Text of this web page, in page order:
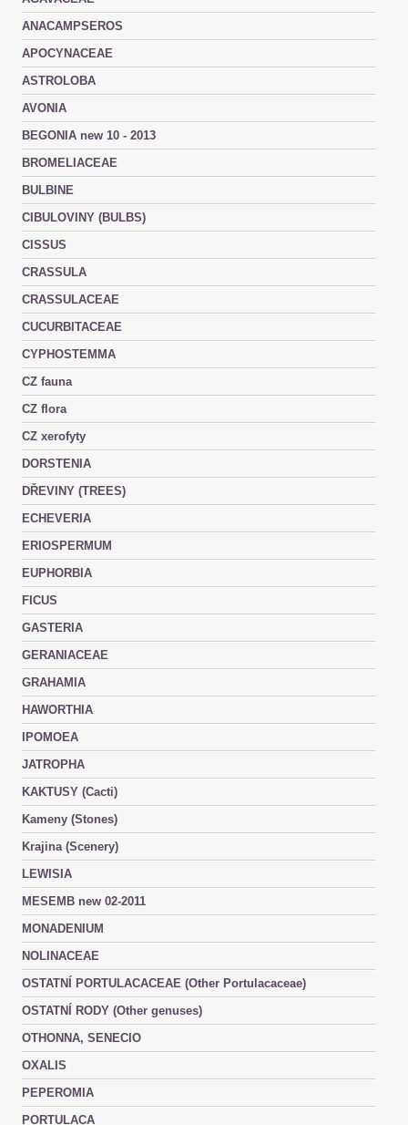
ANACAMPSEROS
APOCYNACEAE
ASTROLOBA
AVONIA
BEGONIA new 10 - 2013
BROMELIACEAE
BULBINE
CIBULOVINY (BULBS)
CISSUS
CRASSULA
CRASSULACEAE
CUCURBITACEAE
CYPHOSTEMMA
CZ fauna
CZ flora
CZ xerofyty
DORSTENIA
DŘEVINY (TREES)
ECHEVERIA
ERIOSPERMUM
EUPHORBIA
FICUS
GASTERIA
GERANIACEAE
GRAHAMIA
HAWORTHIA
IPOMOEA
JATROPHA
KAKTUSY (Cacti)
Kameny (Stones)
Krajina (Scenery)
LEWISIA
MESEMB new 02-2011
MONADENIUM
NOLINACEAE
OSTATNÍ PORTULACACEAE (Other Portulacaceae)
OSTATNÍ RODY (Other genuses)
OTHONNA, SENECIO
OXALIS
PEPEROMIA
PORTULACA